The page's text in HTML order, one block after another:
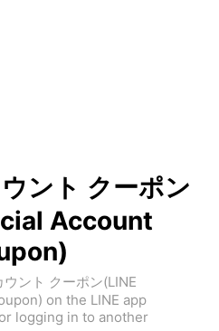
ント クーポン
Account
ント クーポン(LINE
on the LINE app
logging in to another